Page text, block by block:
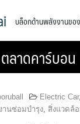
บล็อกด้านพลังงานขอ
ลาดคาร์บอน
Electric Car,
านซ่อมบำรุง, สิ่งแวดล้